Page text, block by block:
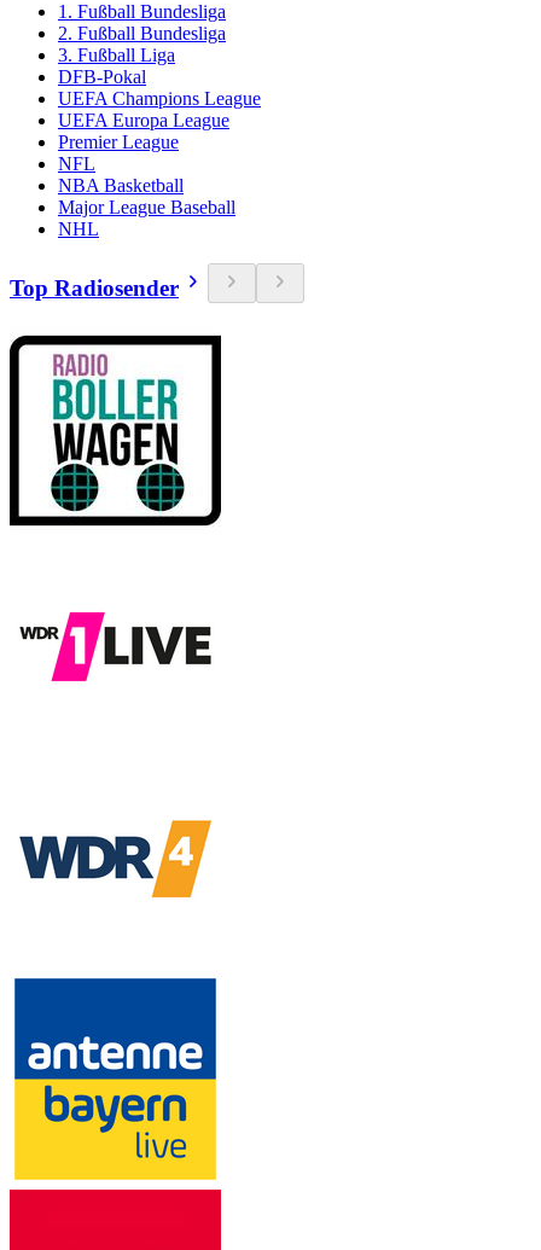
1. Fußball Bundesliga
2. Fußball Bundesliga
3. Fußball Liga
DFB-Pokal
UEFA Champions League
UEFA Europa League
Premier League
NFL
NBA Basketball
Major League Baseball
NHL
Top Radiosender